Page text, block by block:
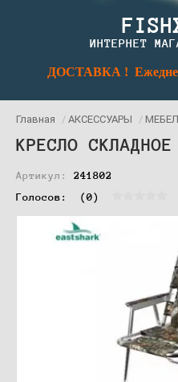
ИНТЕРНЕТ
ДОСТАВКА !
Главная / АКСЕССУАРЫ /
КРЕСЛО
Артикул:
241802
Голосов: (0)